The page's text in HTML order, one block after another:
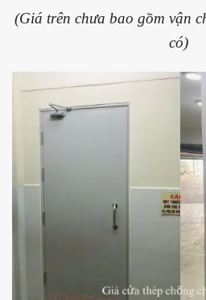
(Giá trên chưa bao gồm vận
có)